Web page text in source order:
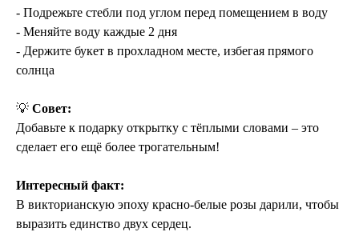
- Подрежьте стебли под углом перед помещением в воду
- Меняйте воду каждые 2 дня
- Держите букет в прохладном месте, избегая прямого
солнца
💡 Совет:
Добавьте к подарку открытку с тёплыми словами – это
сделает его ещё более трогательным!
Интересный факт:
В викторианскую эпоху красно-белые розы дарили, чтобы
выразить единство двух сердец.